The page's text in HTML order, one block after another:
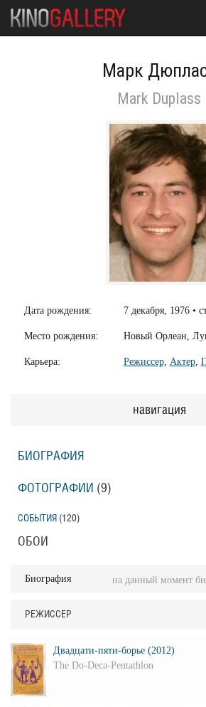
Марк
Mark Duplass
Дата рождения: 7 декабря, 1976 •
Место рождения: Новый Орлеан,
Карьера: Режиссер, Актер,
навигация
БИОГРАФИЯ
ФОТОГРАФИИ (9)
СОБЫТИЯ (120)
ОБОИ
Биография на данный момент
РЕЖИССЕР
Двадцати-пяти-борье (2012)
The Do-Deca-Pentathlon